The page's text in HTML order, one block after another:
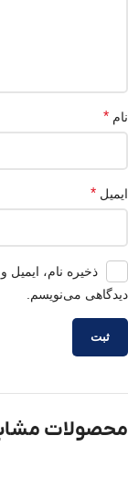
نام *
ایمیل *
ذخیره نام،
دیدگاهی می‌نویسم.
محصولات